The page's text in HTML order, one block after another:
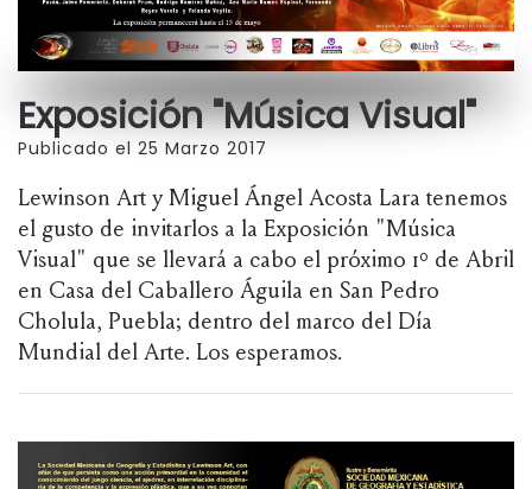
Exposición "Música Visual"
Publicado el 25 Marzo 2017
Lewinson Art y Miguel Ángel Acosta Lara tenemos
el gusto de invitarlos a la Exposición "Música
Visual" que se llevará a cabo el próximo 1º de Abril
en Casa del Caballero Águila en San Pedro
Cholula, Puebla; dentro del marco del Día
Mundial del Arte. Los esperamos.